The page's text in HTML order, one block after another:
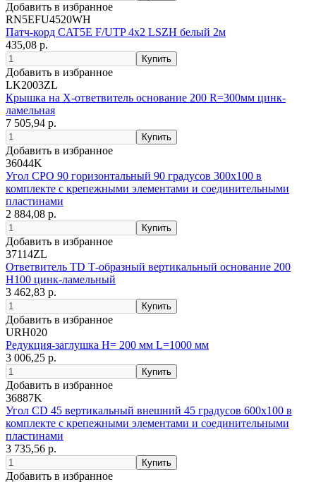
Добавить в избранное
RN5EFU4520WH
Патч-корд CAT5E F/UTP 4х2 LSZH белый 2м
435,08 р.
Добавить в избранное
LK2003ZL
Крышка на X-ответвитель основание 200 R=300мм цинк-
ламельная
7 505,94 р.
Добавить в избранное
36044K
Угол CPO 90 горизонтальный 90 градусов 300х100 в
комплекте с крепежными элементами и соединительными
пластинами
2 884,08 р.
Добавить в избранное
37114ZL
Ответвитель TD Т-образный вертикальный основание 200
H100 цинк-ламельный
3 462,83 р.
Добавить в избранное
URH020
Редукция-заглушка H= 200 мм L=1000 мм
3 006,25 р.
Добавить в избранное
36887K
Угол CD 45 вертикальный внешний 45 градусов 600х100 в
комплекте с крепежными элементами и соединительными
пластинами
3 735,56 р.
Добавить в избранное